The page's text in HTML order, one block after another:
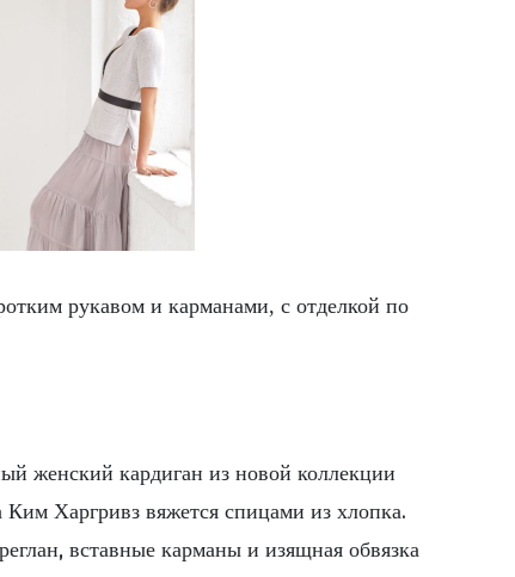
рукавом и карманами, с отделкой по
женский кардиган из новой коллекции
Ким Харгривз вяжется спицами из хлопка.
вставные карманы и изящная обвязка